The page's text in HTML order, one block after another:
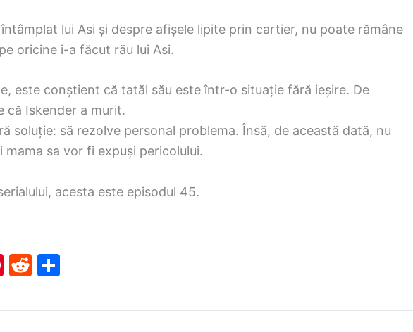
lui Asi și despre afișele lipite prin cartier, nu poate rămâne
oricine i-a făcut rău lui Asi.
este conștient că tatăl său este într-o situație fără ieșire. De
că Iskender a murit.
soluție: să rezolve personal problema. Însă, de această dată, nu
mama sa vor fi expuși pericolului.
acesta este episodul 45.
Pi
er
R
d ar